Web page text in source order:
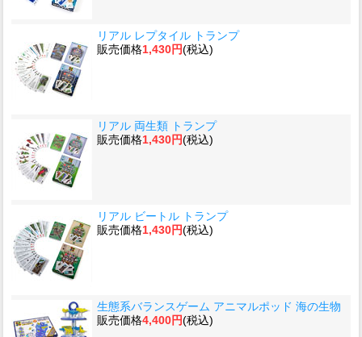
リアル レプタイル トランプ
販売価格1,430円(税込)
リアル 両生類 トランプ
販売価格1,430円(税込)
リアル ビートル トランプ
販売価格1,430円(税込)
生態系バランスゲーム アニマルポッド 海の生物
販売価格4,400円(税込)